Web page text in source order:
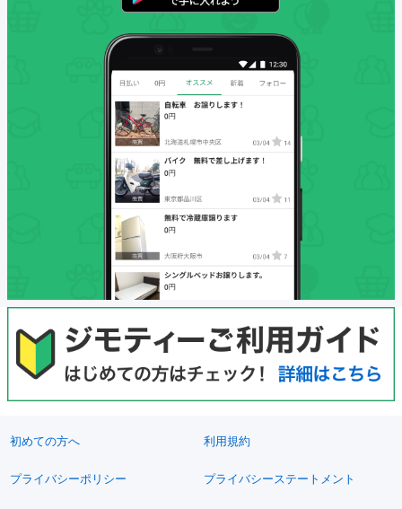
初めての方へ 利用規約
プライバシーポリシー プライバシーステートメント